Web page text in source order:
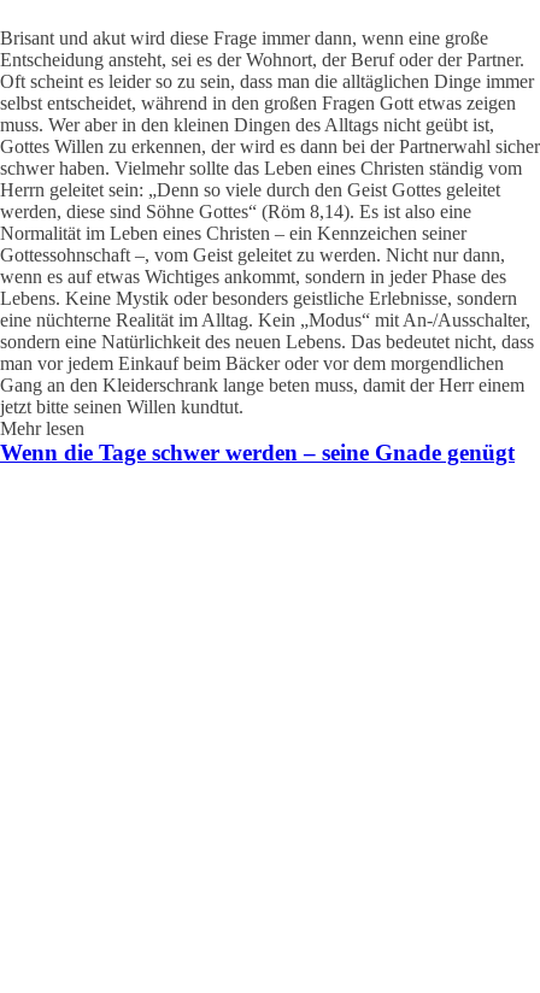
Brisant und akut wird diese Frage immer dann, wenn eine große
Entscheidung ansteht, sei es der Wohnort, der Beruf oder der Partner.
Oft scheint es leider so zu sein, dass man die alltäglichen Dinge immer
selbst entscheidet, während in den großen Fragen Gott etwas zeigen
muss. Wer aber in den kleinen Dingen des Alltags nicht geübt ist,
Gottes Willen zu erkennen, der wird es dann bei der Partnerwahl sicher
schwer haben. Vielmehr sollte das Leben eines Christen ständig vom
Herrn geleitet sein: „Denn so viele durch den Geist Got­tes geleitet
werden, diese sind Söhne Gottes“ (Röm 8,14). Es ist also eine
Normalität im Leben eines Christen – ein Kennzeichen seiner
Gottessohnschaft –, vom Geist geleitet zu werden. Nicht nur dann,
wenn es auf etwas Wichtiges ankommt, sondern in jeder Phase des
Lebens. Keine Mystik oder besonders geistliche Erlebnisse, sondern
eine nüchterne Realität im Alltag. Kein „Modus“ mit An-/Ausschalter,
sondern eine Natürlichkeit des neuen Lebens. Das bedeutet nicht, dass
man vor jedem Einkauf beim Bäcker oder vor dem morgendlichen
Gang an den Kleiderschrank lange beten muss, damit der Herr einem
jetzt bitte seinen Willen kundtut.
Mehr lesen
Wenn die Tage schwer werden – seine Gnade genügt